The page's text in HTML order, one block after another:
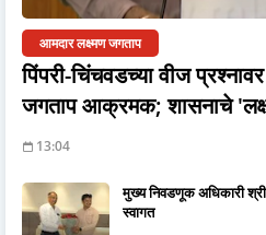
आमदार लक्ष्मण जगताप
पिंपरी-चिंचवडच्या वीज
जगताप आक्रमक; शासनाचे
13:04
मुख्य निवडणूक अधिकारी
स्वागत